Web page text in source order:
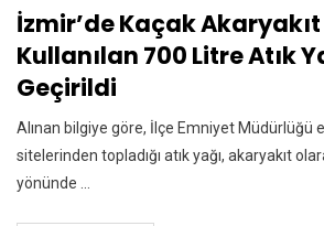
İzmir’de Kaçak
Kullanılan 700 Litre Atık
Geçirildi
Alınan bilgiye göre, İlçe Emniyet Müdürlüğü
sitelerinden topladığı atık yağı, akaryakıt
yönünde ...